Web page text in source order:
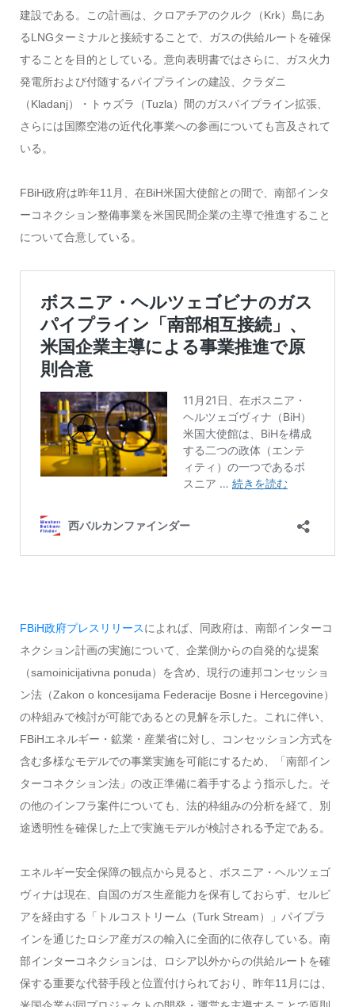
建設である。この計画は、クロアチアのクルク（Krk）島にあ
るLNGターミナルと接続することで、ガスの供給ルートを確保
することを目的としている。意向表明書ではさらに、ガス火力
発電所および付随するパイプラインの建設、クラダニ
（Kladanj）・トゥズラ（Tuzla）間のガスパイプライン拡張、
さらには国際空港の近代化事業への参画についても言及されて
いる。
FBiH政府は昨年11月、在BiH米国大使館との間で、南部インタ
ーコネクション整備事業を米国民間企業の主導で推進すること
について合意している。
FBiH政府プレスリリースによれば、同政府は、南部インターコ
ネクション計画の実施について、企業側からの自発的な提案
（samoinicijativna ponuda）を含め、現行の連邦コンセッショ
ン法（Zakon o koncesijama Federacije Bosne i Hercegovine）
の枠組みで検討が可能であるとの見解を示した。これに伴い、
FBiHエネルギー・鉱業・産業省に対し、コンセッション方式を
含む多様なモデルでの事業実施を可能にするため、「南部イン
ターコネクション法」の改正準備に着手するよう指示した。そ
の他のインフラ案件についても、法的枠組みの分析を経て、別
途透明性を確保した上で実施モデルが検討される予定である。
エネルギー安全保障の観点から見ると、ボスニア・ヘルツェゴ
ヴィナは現在、自国のガス生産能力を保有しておらず、セルビ
アを経由する「トルコストリーム（Turk Stream）」パイプラ
インを通じたロシア産ガスの輸入に全面的に依存している。南
部インターコネクションは、ロシア以外からの供給ルートを確
保する重要な代替手段と位置付けられており、昨年11月には、